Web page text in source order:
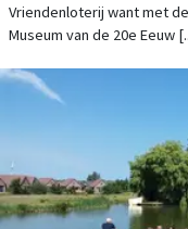
Vriendenloterij want met
Museum van de 20e Eeuw